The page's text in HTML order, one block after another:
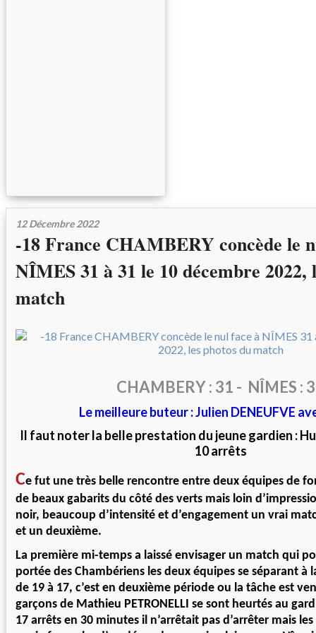
12 Décembre 2022
-18 France CHAMBERY concède le
NÎMES 31 à 31 le 10 décembre 2022,
match
CHAMBERY : 31 - NÎMES :
Le meilleure buteur : Julien DENEUFVE
Il faut noter la belle prestation du jeune gardien :
10 arrêts
Ce fut une très belle rencontre entre deux équipes de
de beaux gabarits du côté des verts mais loin
noir, beaucoup d’intensité et d’engagement un vrai
et un deuxième.
La première mi-temps a laissé envisager un match qui
portée des Chambériens les deux équipes se séparant à
de 19 à 17, c’est en deuxième période ou la tâche est
garçons de Mathieu PETRONELLI se sont heurtés au
17 arrêts en 30 minutes il n’arrêtait pas d’arrêter mais